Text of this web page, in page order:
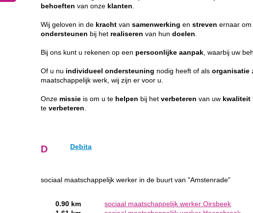
behoeften van onze klanten
Wij geloven in de kracht vansamenwerking enstreven ernaar om
ondersteunen bij het realiseren van hundoelen
Bij ons kunt u rekenen op een persoonlijke aanpak , waarbij uw
Of u nu individueel ondersteuning nodig heeft of alsorganisatie
maatschappelijk werk, wij zijn er voor u.
Onze missie is om u te helpen bij hetverbeteren van uw kwaliteit
teverbeteren
D Debita
sociaal maatschappelijk werker in de buurt van "Amstenrade"
0.90 km
sociaal maatschappelijk werker Oirsbeek